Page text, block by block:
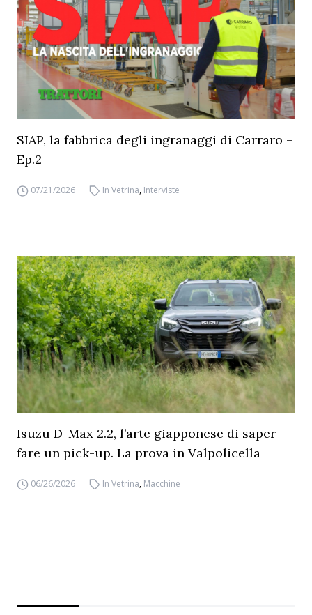
SIAP, la fabbrica degli ingranaggi di Carraro –
Ep.2
07/21/2026 In Vetrina, Interviste
Isuzu D-Max 2.2, l’arte giapponese di saper
fare un pick-up. La prova in Valpolicella
06/26/2026 In Vetrina, Macchine